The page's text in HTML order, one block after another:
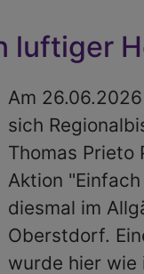
luftiger
Am
sich
Thomas Prieto
Aktion
diesmal im
Oberstdorf.
wurde hier wie